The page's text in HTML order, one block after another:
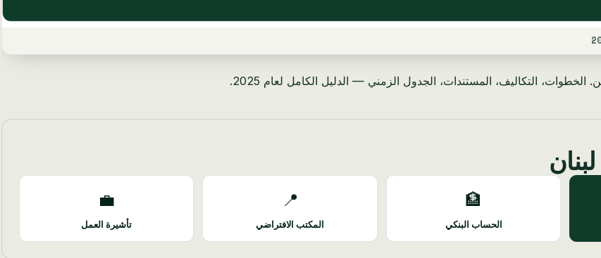
التكاليف، المستندات، الجدول الزمني — الدليل الكامل لعام 2025.
🏦
الحساب البنكي
📍
المكتب الافتراضي
💼
تأشيرة العمل